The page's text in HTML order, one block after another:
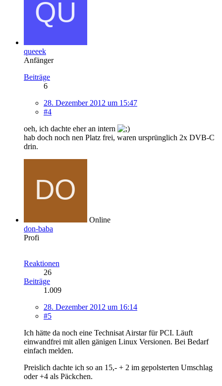
queeek
Anfänger
Beiträge
6
28. Dezember 2012 um 15:47
#4
oeh, ich dachte eher an intern
hab doch noch nen Platz frei, waren ursprünglich 2x DVB-C
drin.
Online
don-baba
Profi
Reaktionen
26
Beiträge
1.009
28. Dezember 2012 um 16:14
#5
Ich hätte da noch eine Technisat Airstar für PCI. Läuft
einwandfrei mit allen gänigen Linux Versionen. Bei Bedarf
einfach melden.
Preislich dachte ich so an 15,- + 2 im gepolsterten Umschlag
oder +4 als Päckchen.